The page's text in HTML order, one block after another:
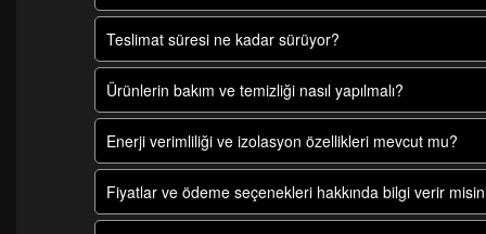
Teslimat süresi ne kadar sürüyor?
Ürünlerin bakım ve temizliği nasıl yapılmalı?
Enerji verimliliği ve izolasyon özellikleri mevcut mu?
Fiyatlar ve ödeme seçenekleri hakkında bilgi verir